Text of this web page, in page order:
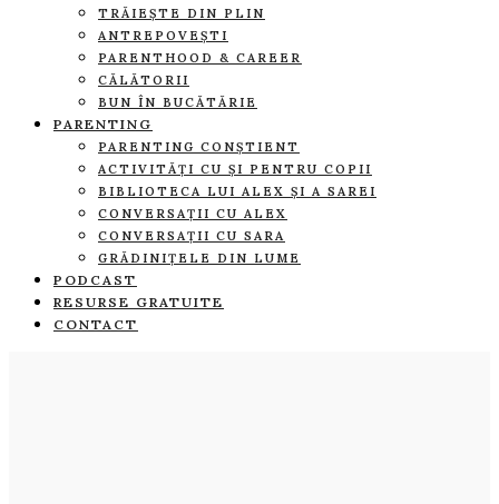
TRĂIEȘTE DIN PLIN
ANTREPOVEȘTI
PARENTHOOD & CAREER
CĂLĂTORII
BUN ÎN BUCĂTĂRIE
PARENTING
PARENTING CONȘTIENT
ACTIVITĂȚI CU ȘI PENTRU COPII
BIBLIOTECA LUI ALEX ȘI A SAREI
CONVERSAȚII CU ALEX
CONVERSAȚII CU SARA
GRĂDINIȚELE DIN LUME
PODCAST
RESURSE GRATUITE
CONTACT